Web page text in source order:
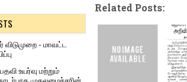
Related Posts:
- மாவட்ட
உயர்வு மற்றும்